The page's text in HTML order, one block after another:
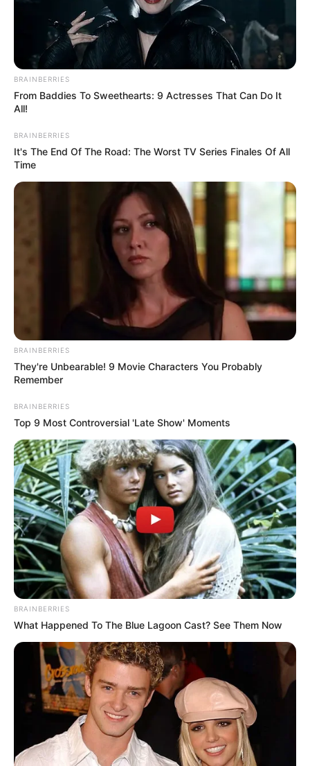
Dare To Watch: 6 Movies So Bad They're Good
17 Rare Churches Underground That Still Exist
BRAINBERRIES
Shocking Turn Of Event: Actors Who Pursued
Controversial Careers
BRAINBERRIES
BRAINBERRIES
From Baddies To Sweethearts: 9 Actresses That Can Do It
All!
BRAINBERRIES
It's The End Of The Road: The Worst TV Series Finales Of All
Time
BRAINBERRIES
They're Unbearable! 9 Movie Characters You Probably
Remember
BRAINBERRIES
Top 9 Most Controversial 'Late Show' Moments
BRAINBERRIES
What Happened To The Blue Lagoon Cast? See Them Now